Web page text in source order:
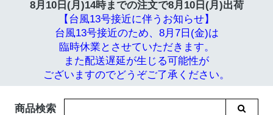
8月10日(月)14時までの注文で8月10日(月)出荷
【台風13号接近に伴うお知らせ】
台風13号接近のため、8月7日(金)は
臨時休業とさせていただきます。
また配送遅延が生じる可能性が
ございますのでどうぞご了承ください。
商品検索